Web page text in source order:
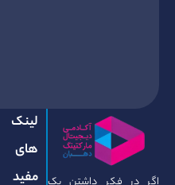
لینک
های
مفید
دسترسی
سریع
آشنایی با